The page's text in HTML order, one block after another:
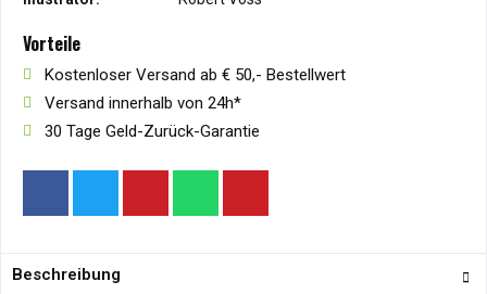
Vorteile
Kostenloser Versand ab € 50,- Bestellwert
Versand innerhalb von 24h*
30 Tage Geld-Zurück-Garantie
Beschreibung